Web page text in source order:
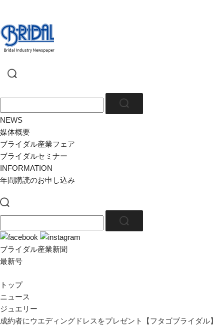
NEWS
媒体概要
ブライダル産業フェア
ブライダルセミナー
INFORMATION
年間購読のお申し込み
ブライダル産業新聞
最新号
トップ
ニュース
ジュエリー
成約者にウエディングドレスをプレゼント【フタゴブライダル】